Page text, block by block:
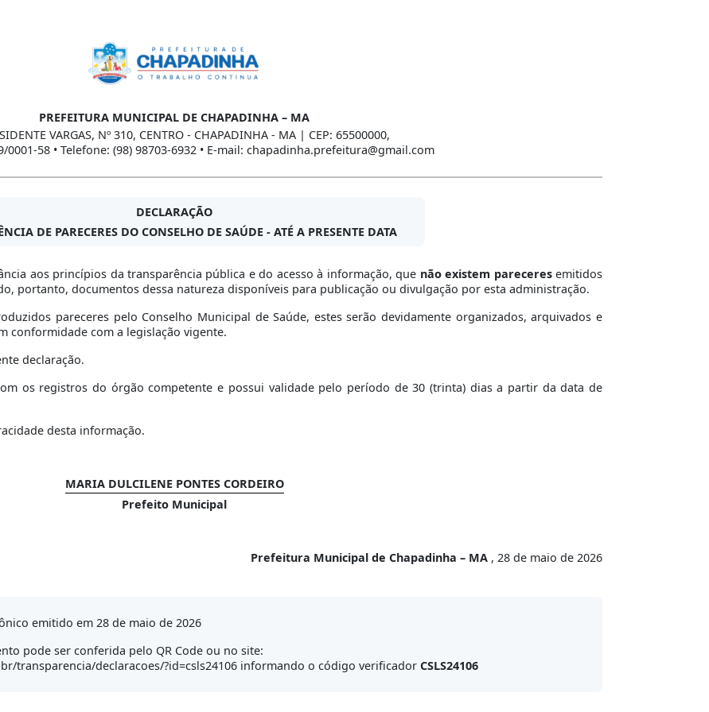
PREFEITURA MUNICIPAL DE CHAPADINHA – MA
VARGAS, Nº 310, CENTRO - CHAPADINHA - MA | CEP: 65500000,
0001-58 • Telefone: (98) 98703-6932 • E-mail: chapadinha.prefeitura@gmail.com
DECLARAÇÃO
DE PARECERES DO CONSELHO DE SAÚDE - ATÉ A PRESENTE DATA
aos princípios da transparência pública e do acesso à informação, que não existem pareceresemitidos
portanto, documentos dessa natureza disponíveis para publicação ou divulgação por esta administração.
pareceres pelo Conselho Municipal de Saúde, estes serão devidamente organizados, arquivados e
conformidade com a legislação vigente.
declaração.
os registros do órgão competente e possui validade pelo período de 30 (trinta) dias a partir da data de
desta informação.
MARIA DULCILENE PONTES CORDEIRO
Prefeito Municipal
Prefeitura Municipal de Chapadinha – MA , 28 de maio de 2026
emitido em 28 de maio de 2026
pode ser conferida pelo QR Code ou no site:
transparencia/declaracoes/?id=csls24106 informando o código verificador CSLS24106